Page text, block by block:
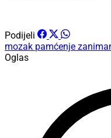
Podijeli
mozak pamćenje
Oglas